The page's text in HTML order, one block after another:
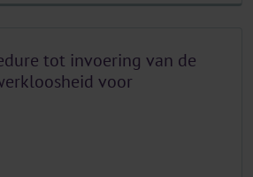
tot invoering van de
voor